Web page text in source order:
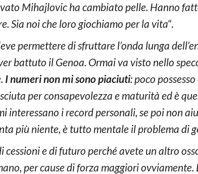
Mihajlovic ha cambiato pelle. Hanno
Sia noi che loro giochiamo per la vita“.
permettere di sfruttare l’onda lunga
battuto il Genoa. Ormai va visto nello
I numeri non mi sono piaciuti: poco
per consapevolezza e maturità ed è
interessano i record personali, se poi non
più niente, è tutto mentale il problema di
cessioni e di futuro perché avete un altro
per cause di forza maggiori ovviamente.